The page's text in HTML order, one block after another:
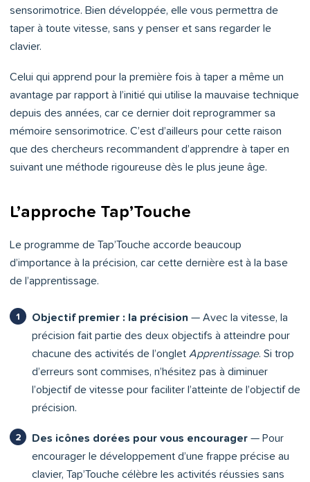
sensorimotrice. Bien développée, elle vous permettra de
taper à toute vitesse, sans y penser et sans regarder le
clavier.
Celui qui apprend pour la première fois à taper a même un
avantage par rapport à l’initié qui utilise la mauvaise technique
depuis des années, car ce dernier doit reprogrammer sa
mémoire sensorimotrice. C’est d’ailleurs pour cette raison
que des chercheurs recommandent d’apprendre à taper en
suivant une méthode rigoureuse dès le plus jeune âge.
L’approche Tap’Touche
Le programme de Tap’Touche accorde beaucoup
d’importance à la précision, car cette dernière est à la base
de l’apprentissage.
Objectif premier : la précision — Avec la vitesse, la
précision fait partie des deux objectifs à atteindre pour
chacune des activités de l’onglet Apprentissage. Si trop
d’erreurs sont commises, n’hésitez pas à diminuer
l’objectif de vitesse pour faciliter l’atteinte de l’objectif de
précision.
Des icônes dorées pour vous encourager — Pour
encourager le développement d’une frappe précise au
clavier, Tap’Touche célèbre les activités réussies sans